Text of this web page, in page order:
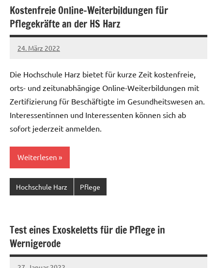
Kostenfreie Online-Weiterbildungen für
Pflegekräfte an der HS Harz
24. März 2022
Christian
Die Hochschule Harz bietet für kurze Zeit kostenfreie,
orts- und zeitunabhängige Online-Weiterbildungen mit
Zertifizierung für Beschäftigte im Gesundheitswesen an.
Interessentinnen und Interessenten können sich ab
sofort jederzeit anmelden.
Weiterlesen
Hochschule Harz Pflege
Test eines Exoskeletts für die Pflege in
Wernigerode